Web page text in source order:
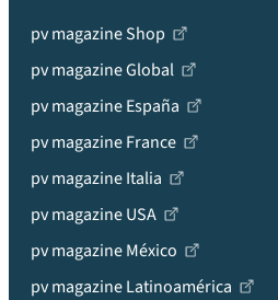
pv magazine Shop
pv magazine Global
pv magazine España
pv magazine France
pv magazine Italia
pv magazine USA
pv magazine México
pv magazine Latinoamérica